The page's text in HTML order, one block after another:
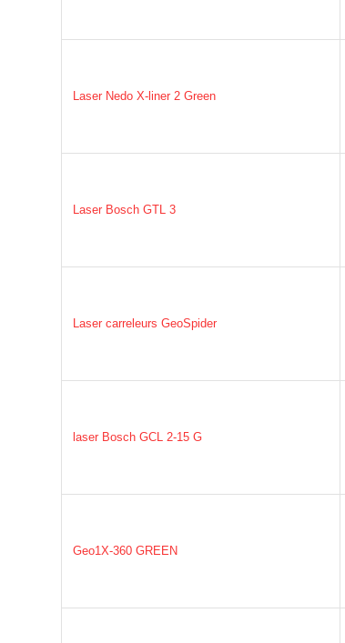
Laser Nedo X-liner 2 Green
Laser Bosch GTL 3
Laser carreleurs GeoSpider
laser Bosch GCL 2-15 G
Geo1X-360 GREEN